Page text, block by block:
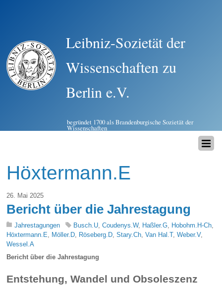
Leibniz-Sozietät der
Wissenschaften zu
Berlin e.V.
begründet 1700 als Brandenburgische Sozietät der
Wissenschaften
Höxtermann.E
26. Mai 2025
Bericht über die Jahrestagung
Jahrestagungen Busch.U,Coudenys.W, Haßler.G, Hobohm.H-Ch,
Höxtermann.E, Möller.D, Röseberg.D,Stary.Ch,Van Hal.T,Weber.V,
Wessel.A
Bericht über die Jahrestagung
Entstehung, Wandel und Obsoleszenz